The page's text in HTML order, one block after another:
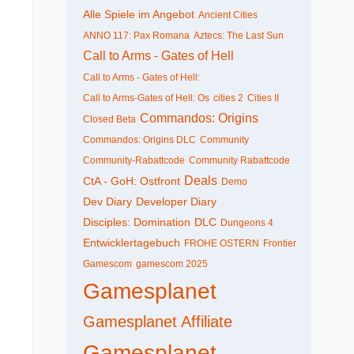
Alle Spiele im Angebot Ancient Cities
ANNO 117: Pax Romana Aztecs: The Last Sun
Call to Arms - Gates of Hell
Call to Arms - Gates of Hell:
Call to Arms-Gates of Hell: Os cities 2 Cities II
Closed Beta Commandos: Origins
Commandos: Origins DLC Community
Community-Rabattcode Community Rabattcode
CtA - GoH: Ostfront Deals Demo
Dev Diary Developer Diary
Disciples: Domination DLC Dungeons 4
Entwicklertagebuch FROHE OSTERN Frontier
Gamescom gamescom 2025
Gamesplanet
Gamesplanet Affiliate